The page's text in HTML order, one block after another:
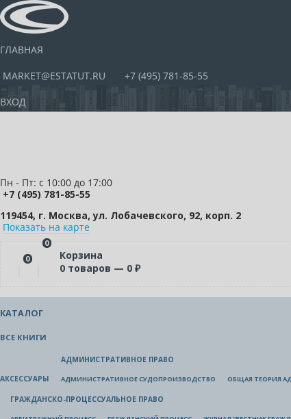
ГЛАВНАЯ
MARKET@ESTATUT.RU
+7 (495) 781-85-55
ВХОД
Пн - Пт: с 10:00 до 17:00
+7 (495) 781-85-55
119454, г. Москва, ул. Лобачевского, 92, корп. 2
Показать на карте
0
0
Корзина
0 товаров — 0 ₽
КАТАЛОГ
ВСЕ КНИГИ
АКСЕССУАРЫ
АДМИНИСТРАТИВНОЕ ПРАВО
АДМИНИСТРАТИВНОЕ СУДОПРОИЗВОДСТВО ОБЩАЯ ТЕОРИЯ
ГРАЖДАНСКО-ПРОЦЕССУАЛЬНОЕ ПРАВО